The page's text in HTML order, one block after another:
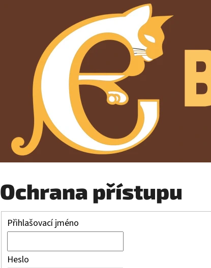
Ochrana přístupu
Přihlašovací jméno
Heslo